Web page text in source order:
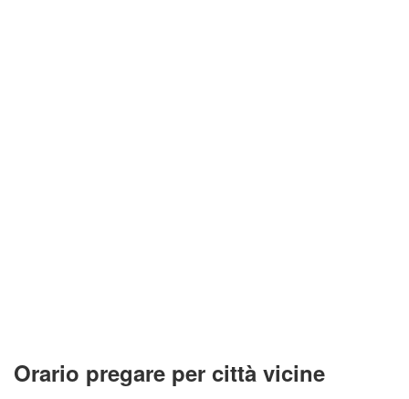
Orario pregare per città vicine